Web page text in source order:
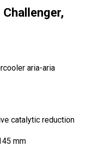
aria-aria
catalytic reduction
mm